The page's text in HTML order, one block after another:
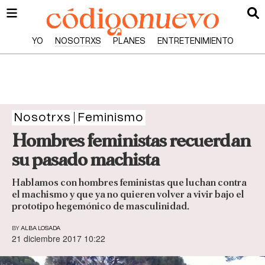
YO NOSOTRXS PLANES ENTRETENIMIENTO
Nosotrxs Feminismo
Hombres feministas recuerdan
su pasado machista
Hablamos con hombres feministas que luchan contra
el machismo y que ya no quieren volver a vivir bajo el
prototipo hegemónico de masculinidad.
BY ALBA LOSADA
21 diciembre 2017 10:22